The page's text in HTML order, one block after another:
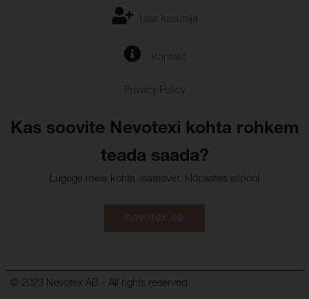
Lisa kasutaja
Kontakt
Privacy Policy
Kas soovite Nevotexi kohta rohkem
teada saada?
Lugege meie kohta lisateavet, klõpsates allpool
nevotex.ee
© 2023 Nevotex AB - All rights reserved.